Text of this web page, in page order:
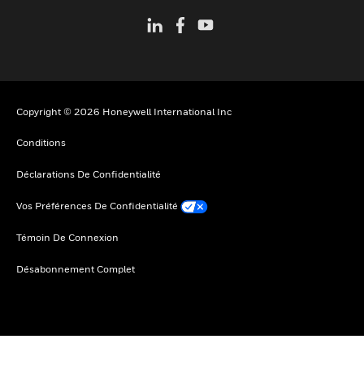
Copyright © 2026 Honeywell International Inc
Conditions
Déclarations De Confidentialité
Vos Préférences De Confidentialité
Témoin De Connexion
Désabonnement Complet